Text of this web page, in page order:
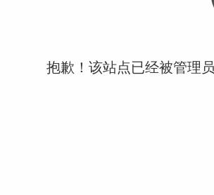
抱歉！该站点已经被管理